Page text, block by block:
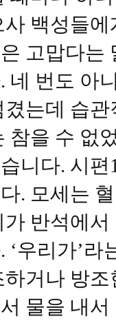
사 백성들
고맙다는
네 번도 아
겼는데 습
참을 수 없
니다. 시
. 모세는
가 반석에
‘우리가’
하거나 방
물을 내